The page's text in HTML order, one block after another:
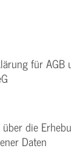
für AGB
die
Daten